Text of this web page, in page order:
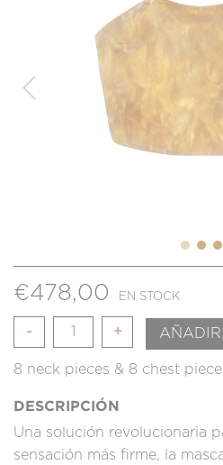
€478,00 EN STOCK
Cantidad
8 neck pieces & 8 chest
DESCRIPCIÓN
Una solución revolucionaria
sensación más firme, la